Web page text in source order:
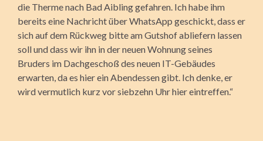
die Therme nach Bad Aibling gefahren. Ich habe ihm
bereits eine Nachricht über WhatsApp geschickt, dass er
sich auf dem Rückweg bitte am Gutshof abliefern lassen
soll und dass wir ihn in der neuen Wohnung seines
Bruders im Dachgeschoß des neuen IT-Gebäudes
erwarten, da es hier ein Abendessen gibt. Ich denke, er
wird vermutlich kurz vor siebzehn Uhr hier eintreffen.“